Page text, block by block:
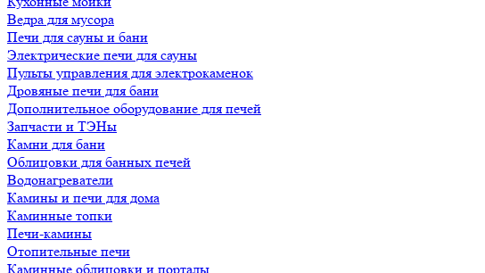
Ведра для мусора
Печи для сауны и бани
Электрические печи для сауны
Пульты управления для электрокаменок
Дровяные печи для бани
Дополнительное оборудование для печей
Запчасти и ТЭНы
Камни для бани
Облицовки для банных печей
Водонагреватели
Камины и печи для дома
Каминные топки
Печи-камины
Отопительные печи
Каминные облицовки и порталы